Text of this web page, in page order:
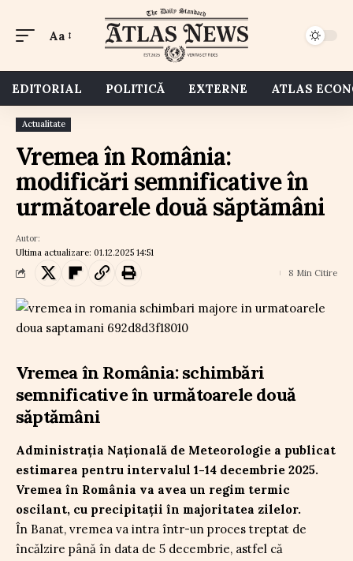
Aa
EDITORIAL POLITICĂ EXTERNE ATLAS
Actualitate
Vremea în România:
modificări semnificative în
următoarele două săptămâni
Ultima actualizare: 01.12.2025 14:51
Autor:
8 Min Citire
Vremea în România: schimbări
semnificative în următoarele două
săptămâni
Administrația Națională de Meteorologie a publicat
estimarea pentru intervalul 1-14 decembrie 2025.
Vremea în România va avea un regim termic
oscilant, cu precipitații în majoritatea zilelor.
În Banat, vremea va intra într-un proces treptat de
încălzire până în data de 5 decembrie, astfel că